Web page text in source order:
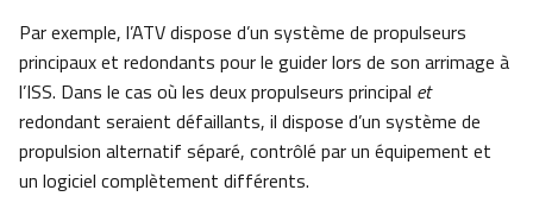
Par exemple, l’ATV dispose d’un système de propulseurs
principaux et redondants pour le guider lors de son arrimage à
l’ISS. Dans le cas où les deux propulseurs principal et
redondant seraient défaillants, il dispose d’un système de
propulsion alternatif séparé, contrôlé par un équipement et
un logiciel complètement différents.